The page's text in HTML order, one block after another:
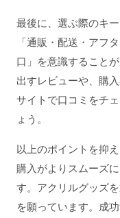
最後に、選ぶ際のキ
「通販・配送・アフ
口」を意識すること
出すレビューや、購
サイトで口コミをチ
ょう。
以上のポイントを抑
購入がよりスムーズ
す。アクリルグッズ
を願っています。成